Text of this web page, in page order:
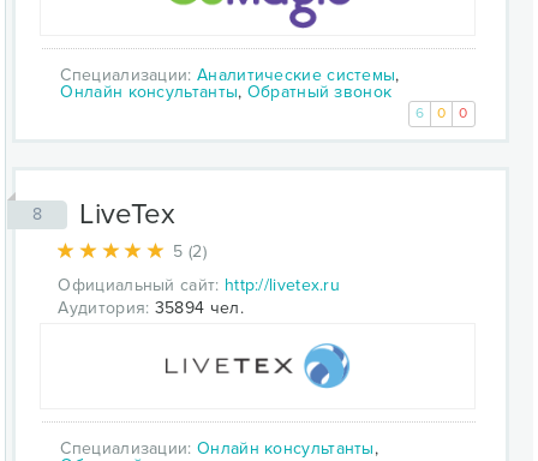
Специализации: Аналитические системы,
Онлайн консультанты, Обратный звонок
6 0 0
8 LiveTex
5 (2)
Официальный сайт: http://livetex.ru
Аудитория: 35894 чел.
Специализации: Онлайн консультанты,